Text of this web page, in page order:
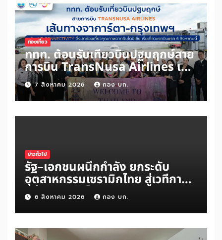
ท่องเที่ยว
ททท. ต้อนรับเที่ยวบินปฐมฤกษ์สาย
การบิน TransNusa Airlines เส้น
ทางจาการ์ตา-กรุงเทพฯ เสริม Air
Connectivity ดึงนักท่องเที่ยว
คุณภาพจากอินโดนีเซีย เริ่มเที่ยว
แรกบินแรก 6 สิงหาคมนี้
7 สิงหาคม 2026 กอง บก.
ข่าวทั่วไป
รัฐ–เอกชนผนึกกำลัง ยกระดับ
อุตสาหกรรมเซรามิกไทย สู่เวทีการ
แข่งขันระดับโลก
6 สิงหาคม 2026 กอง บก.